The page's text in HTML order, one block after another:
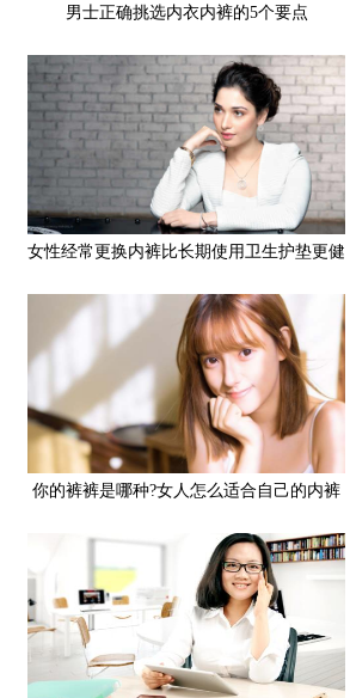
男士正确挑选内衣内裤的5个要点
女性经常更换内裤比长期使用卫生护垫更健
你的裤裤是哪种?女人怎么适合自己的内裤